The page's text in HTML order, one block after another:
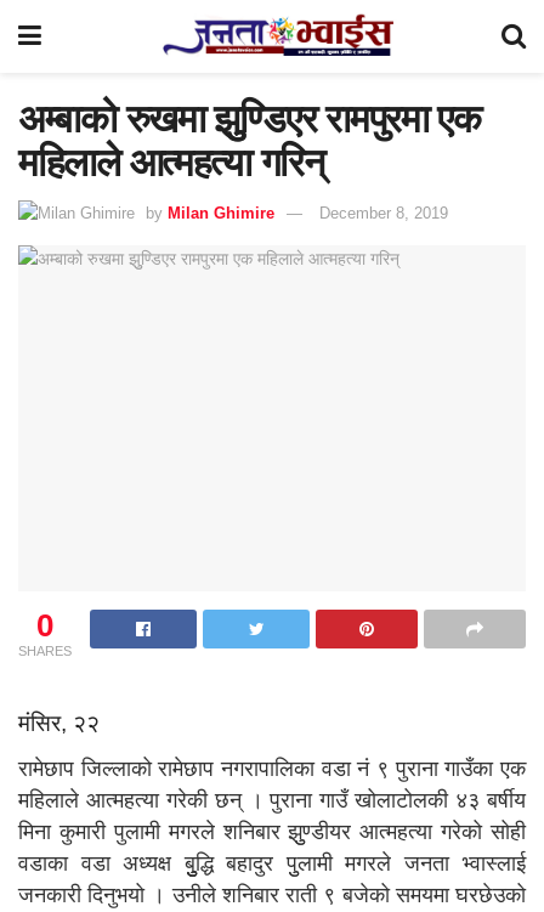
अम्बाको रुखमा झुुण्डिएर रामपुरमा एक
महिलाले आत्महत्या गरिन्
by Milan Ghimire December 8, 2019
0
SHARES
मंसिर, २२
रामेछाप जिल्लाको रामेछाप नगरापालिका वडा नं ९ पुराना गाउँका एक
महिलाले आत्महत्या गरेकी छन् । पुराना गाउँ खोलाटोलकी ४३ बर्षीय
मिना कुमारी पुलामी मगरले शनिबार झुुण्डीयर आत्महत्या गरेको सोही
वडाका वडा अध्यक्ष बुुुुद्धि बहादुर पुुलामी मगरले जनता भ्वास्लाई
जनकारी दिनुभयो । उनीले शनिबार राती ९ बजेको समयमा घरछेउको